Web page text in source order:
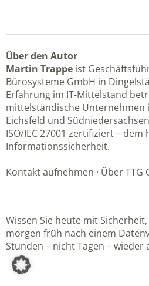
Über den Autor
Martin Trappe ist
Bürosysteme GmbH in
Erfahrung im IT-Mittelstand
mittelständische Unternehmen
Eichsfeld und
ISO/IEC 27001 zertifiziert– dem
Informationssicherheit.
Kontakt aufnehmen · Über TTG
Wissen Sie heute mit
morgen früh nach einem
Stunden – nicht Tagen – wieder